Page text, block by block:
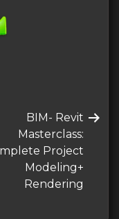
Следующая
запись
BIM- Revit
Masterclass:
Project
Modeling+
Rendering